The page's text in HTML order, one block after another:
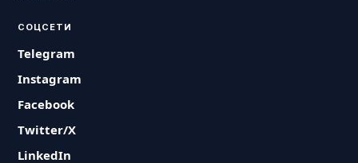
СОЦСЕТИ
Telegram
Instagram
Facebook
Twitter/X
LinkedIn